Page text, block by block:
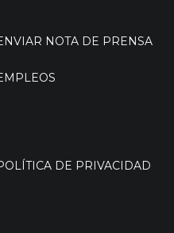
NOTA DE PRENSA
DE PRIVACIDAD